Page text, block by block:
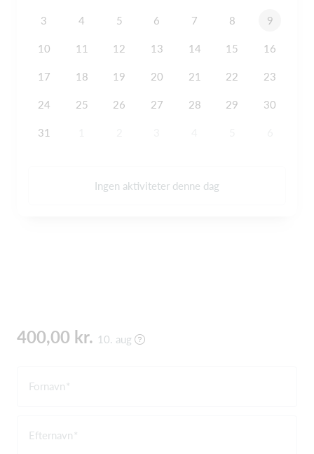
3 4 5 6 7 8 9
10 11 12 13 14 15 16
17 18 19 20 21 22 23
24 25 26 27 28 29 30
31
Ingen aktiviteter denne dag
400,00 kr. 10. aug
Fornavn
Efternavn